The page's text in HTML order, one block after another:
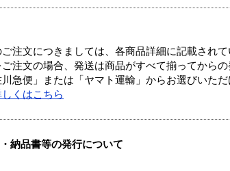
注文につきましては、各商品詳細に記載され
注文の場合、発送は商品がすべて揃ってからの
急便」または「ヤマト運輸」からお選びいただ
くはこちら
納品書等の発行について